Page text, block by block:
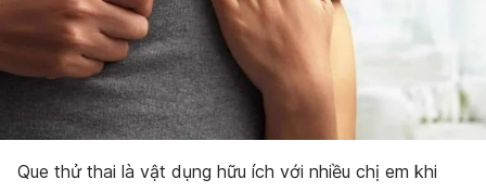
Que thử thai là vật dụng hữu ích với nhiều chị em khi